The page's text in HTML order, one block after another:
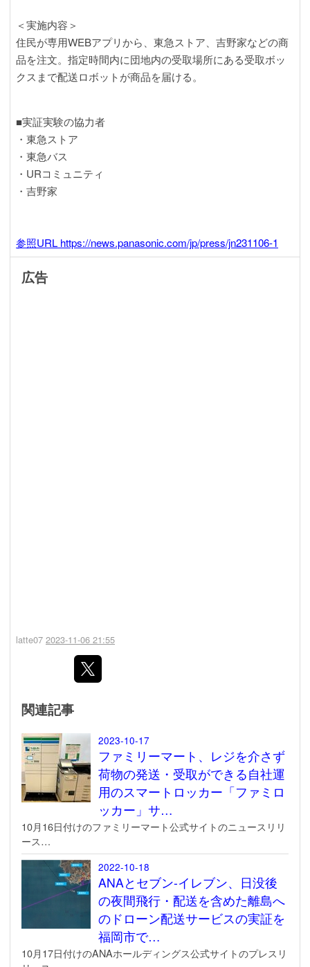
＜実施内容＞
住民が専用WEBアプリから、東急ストア、吉野家などの商
品を注文。指定時間内に団地内の受取場所にある受取ボッ
クスまで配送ロボットが商品を届ける。
■実証実験の協力者
・東急ストア
・東急バス
・URコミュニティ
・吉野家
参照URL https://news.panasonic.com/jp/press/jn231106-1
広告
latte07 2023-11-06 21:55
関連記事
2023-10-17
ファミリーマート、レジを介さず
荷物の発送・受取ができる自社運
用のスマートロッカー「ファミロ
ッカー」サ…
10月16日付けのファミリーマート公式サイトのニュースリリ
ース…
2022-10-18
ANAとセブン-イレブン、日没後
の夜間飛行・配送を含めた離島へ
のドローン配送サービスの実証を
福岡市で…
10月17日付けのANAホールディングス公式サイトのプレスリ